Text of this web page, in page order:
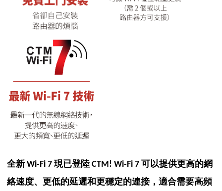
全新 Wi-Fi 7 現已登陸 CTM! Wi-Fi 7 可以提供更高的網
絡速度、更低的延遲和更穩定的連接，適合需要高頻